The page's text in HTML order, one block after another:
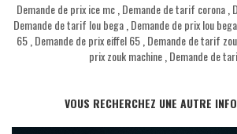
Demande de prix ice mc,Demande de tarif corona,
Demande de tarif lou bega,Demande de prix lou bega
65,Demande de prix eiffel 65,Demande de tarif
prix zouk machine,Demande de
VOUS RECHERCHEZ UNE AUTRE